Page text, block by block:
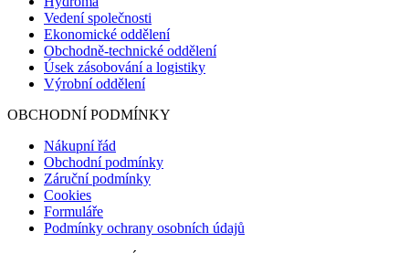
Vedení společnosti
Ekonomické oddělení
Obchodně-technické oddělení
Úsek zásobování a logistiky
Výrobní oddělení
OBCHODNÍ PODMÍNKY
Nákupní řád
Obchodní podmínky
Záruční podmínky
Cookies
Formuláře
Podmínky ochrany osobních údajů